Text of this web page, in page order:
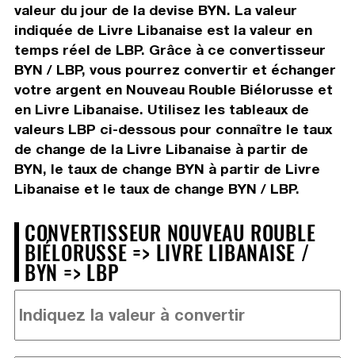
valeur du jour de la devise BYN. La valeur
indiquée de Livre Libanaise est la valeur en
temps réel de LBP. Grâce à ce convertisseur
BYN / LBP, vous pourrez convertir et échanger
votre argent en Nouveau Rouble Biélorusse et
en Livre Libanaise. Utilisez les tableaux de
valeurs LBP ci-dessous pour connaître le taux
de change de la Livre Libanaise à partir de
BYN, le taux de change BYN à partir de Livre
Libanaise et le taux de change BYN / LBP.
CONVERTISSEUR NOUVEAU ROUBLE
BIÉLORUSSE => LIVRE LIBANAISE /
BYN => LBP